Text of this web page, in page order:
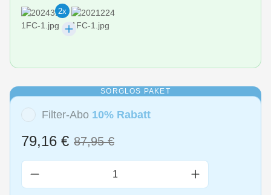
2x
SORGLOS PAKET
Filter-Abo 10% Rabatt
Produkt Anzahl: Gib den gewünschten
79,16 € 87,95 €